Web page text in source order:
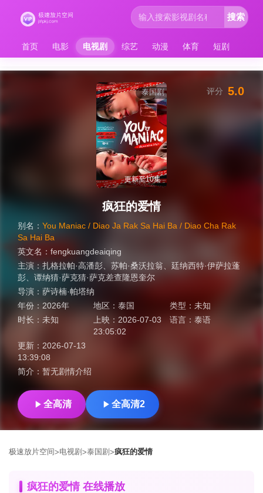
首页 电影 电视剧 综艺 动漫 体育 短剧
搜索
泰国剧
更新至10集
疯狂的爱情
别名： You Maniac / Diao Ja Rak Sa Hai Ba / Diao Cha Rak
Sa Hai Ba
英文名： fengkuangdeaiqing
主演： 扎格拉帕·高潘彭 苏帕·桑沃拉翁
廷纳西特·伊萨拉蓬
彭
谭纳猜·萨克猜·萨克差查隆恩奎尔
导演： 萨诗楠·帕塔纳
年份： 2026年 地区：泰国 类型： 未知
时长： 未知 上映： 2026-07-03
23:05:02
语言： 泰语
更新： 2026-07-13
13:39:08
简介： 暂无剧情介绍
评分 5.0
全高清 全高清2
极速放片空间>电视剧 >泰国剧 >疯狂的爱情
疯狂的爱情 在线播放